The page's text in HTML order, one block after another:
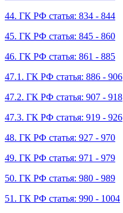
44. ГК РФ статья: 834 - 844
45. ГК РФ статья: 845 - 860
46. ГК РФ статья: 861 - 885
47.1. ГК РФ статья: 886 - 906
47.2. ГК РФ статья: 907 - 918
47.3. ГК РФ статья: 919 - 926
48. ГК РФ статья: 927 - 970
49. ГК РФ статья: 971 - 979
50. ГК РФ статья: 980 - 989
51. ГК РФ статья: 990 - 1004